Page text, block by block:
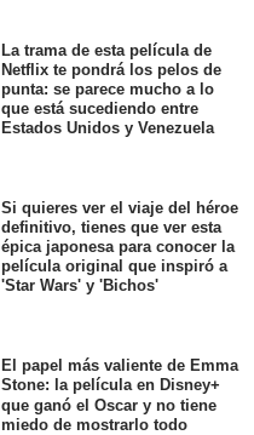
La trama de esta película de
Netflix te pondrá los pelos de
punta: se parece mucho a lo
que está sucediendo entre
Estados Unidos y Venezuela
Si quieres ver el viaje del héroe
definitivo, tienes que ver esta
épica japonesa para conocer la
película original que inspiró a
'Star Wars' y 'Bichos'
El papel más valiente de Emma
Stone: la película en Disney+
que ganó el Oscar y no tiene
miedo de mostrarlo todo